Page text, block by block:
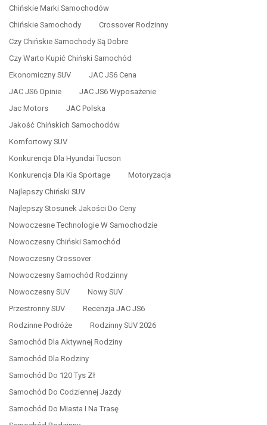
Chińskie Marki Samochodów
Chińskie Samochody
Crossover Rodzinny
Czy Chińskie Samochody Są Dobre
Czy Warto Kupić Chiński Samochód
Ekonomiczny SUV
JAC JS6 Cena
JAC JS6 Opinie
JAC JS6 Wyposażenie
Jac Motors
JAC Polska
Jakość Chińskich Samochodów
Komfortowy SUV
Konkurencja Dla Hyundai Tucson
Konkurencja Dla Kia Sportage
Motoryzacja
Najlepszy Chiński SUV
Najlepszy Stosunek Jakości Do Ceny
Nowoczesne Technologie W Samochodzie
Nowoczesny Chiński Samochód
Nowoczesny Crossover
Nowoczesny Samochód Rodzinny
Nowoczesny SUV
Nowy SUV
Przestronny SUV
Recenzja JAC JS6
Rodzinne Podróże
Rodzinny SUV 2026
Samochód Dla Aktywnej Rodziny
Samochód Dla Rodziny
Samochód Do 120 Tys Zł
Samochód Do Codziennej Jazdy
Samochód Do Miasta I Na Trasę